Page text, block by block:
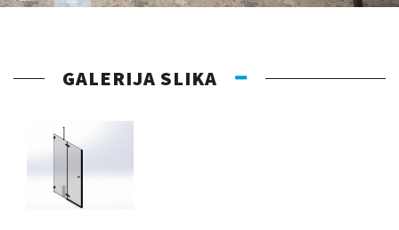
GALERIJA SLIKA